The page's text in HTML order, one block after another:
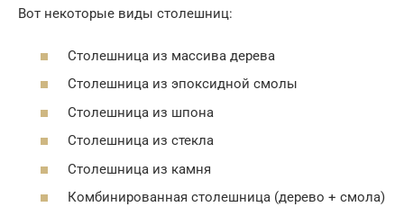
Вот некоторые виды столешниц:
Столешница из массива дерева
Столешница из эпоксидной смолы
Столешница из шпона
Столешница из стекла
Столешница из камня
Комбинированная столешница (дерево + смола)